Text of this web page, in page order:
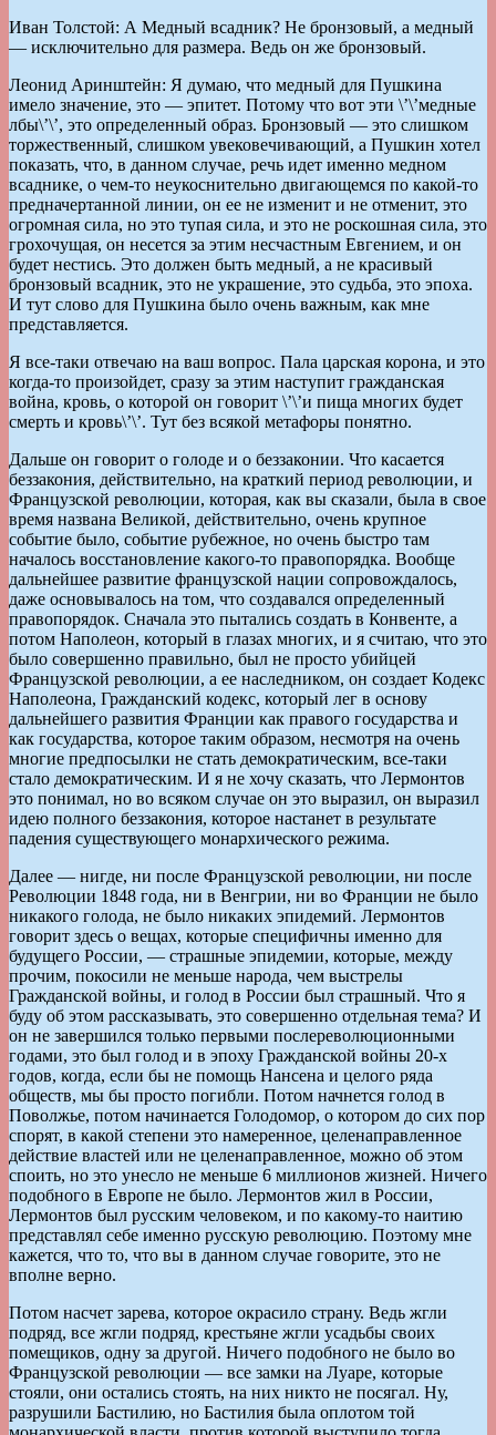
Иван Толстой: А Медный всадник? Не бронзовый, а медный
— исключительно для размера. Ведь он же бронзовый.
Леонид Аринштейн: Я думаю, что медный для Пушкина
имело значение, это — эпитет. Потому что вот эти \’\’медные
лбы\’\’, это определенный образ. Бронзовый — это слишком
торжественный, слишком увековечивающий, а Пушкин хотел
показать, что, в данном случае, речь идет именно медном
всаднике, о чем-то неукоснительно двигающемся по какой-то
предначертанной линии, он ее не изменит и не отменит, это
огромная сила, но это тупая сила, и это не роскошная сила, это
грохочущая, он несется за этим несчастным Евгением, и он
будет нестись. Это должен быть медный, а не красивый
бронзовый всадник, это не украшение, это судьба, это эпоха.
И тут слово для Пушкина было очень важным, как мне
представляется.
Я все-таки отвечаю на ваш вопрос. Пала царская корона, и это
когда-то произойдет, сразу за этим наступит гражданская
война, кровь, о которой он говорит \’\’и пища многих будет
смерть и кровь\’\’. Тут без всякой метафоры понятно.
Дальше он говорит о голоде и о беззаконии. Что касается
беззакония, действительно, на краткий период революции, и
Французской революции, которая, как вы сказали, была в свое
время названа Великой, действительно, очень крупное
событие было, событие рубежное, но очень быстро там
началось восстановление какого-то правопорядка. Вообще
дальнейшее развитие французской нации сопровождалось,
даже основывалось на том, что создавался определенный
правопорядок. Сначала это пытались создать в Конвенте, а
потом Наполеон, который в глазах многих, и я считаю, что это
было совершенно правильно, был не просто убийцей
Французской революции, а ее наследником, он создает Кодекс
Наполеона, Гражданский кодекс, который лег в основу
дальнейшего развития Франции как правого государства и
как государства, которое таким образом, несмотря на очень
многие предпосылки не стать демократическим, все-таки
стало демократическим. И я не хочу сказать, что Лермонтов
это понимал, но во всяком случае он это выразил, он выразил
идею полного беззакония, которое настанет в результате
падения существующего монархического режима.
Далее — нигде, ни после Французской революции, ни после
Революции 1848 года, ни в Венгрии, ни во Франции не было
никакого голода, не было никаких эпидемий. Лермонтов
говорит здесь о вещах, которые специфичны именно для
будущего России, — страшные эпидемии, которые, между
прочим, покосили не меньше народа, чем выстрелы
Гражданской войны, и голод в России был страшный. Что я
буду об этом рассказывать, это совершенно отдельная тема? И
он не завершился только первыми послереволюционными
годами, это был голод и в эпоху Гражданской войны 20-х
годов, когда, если бы не помощь Нансена и целого ряда
обществ, мы бы просто погибли. Потом начнется голод в
Поволжье, потом начинается Голодомор, о котором до сих пор
спорят, в какой степени это намеренное, целенаправленное
действие властей или не целенаправленное, можно об этом
споить, но это унесло не меньше 6 миллионов жизней. Ничего
подобного в Европе не было. Лермонтов жил в России,
Лермонтов был русским человеком, и по какому-то наитию
представлял себе именно русскую революцию. Поэтому мне
кажется, что то, что вы в данном случае говорите, это не
вполне верно.
Потом насчет зарева, которое окрасило страну. Ведь жгли
подряд, все жгли подряд, крестьяне жгли усадьбы своих
помещиков, одну за другой. Ничего подобного не было во
Французской революции — все замки на Луаре, которые
стояли, они остались стоять, на них никто не посягал. Ну,
разрушили Бастилию, но Бастилия была оплотом той